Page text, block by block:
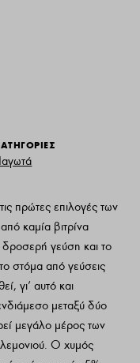
πρώτες επιλογές των
καμία βιτρίνα
δροσερή γεύση και το
στόμα από γεύσεις
γι’ αυτό και
μεταξύ δύο
μεγάλο μέρος των
Ο χυμός